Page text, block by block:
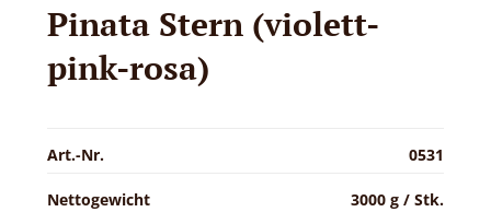
Pinata Stern (violett-
pink-rosa)
Art.-Nr. 0531
Nettogewicht 3000 g / Stk.